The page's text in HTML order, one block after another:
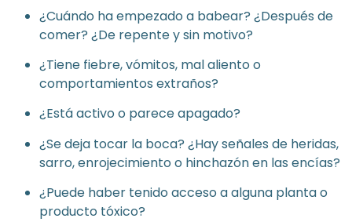
¿Cuándo ha empezado a babear? ¿Después de
comer? ¿De repente y sin motivo?
¿Tiene fiebre, vómitos, mal aliento o
comportamientos extraños?
¿Está activo o parece apagado?
¿Se deja tocar la boca? ¿Hay señales de heridas,
sarro, enrojecimiento o hinchazón en las encías?
¿Puede haber tenido acceso a alguna planta o
producto tóxico?